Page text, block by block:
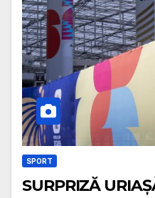
SPORT
SURPRIZĂ